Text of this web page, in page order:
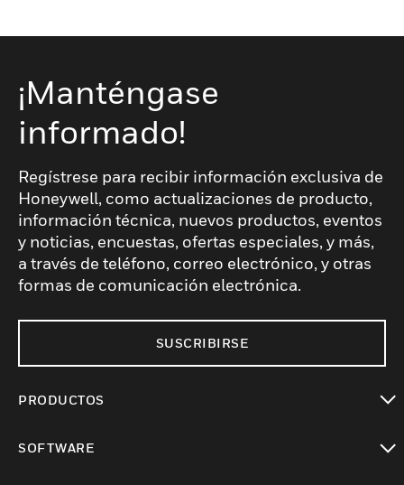
¡Manténgase
informado!
Regístrese para recibir información exclusiva de
Honeywell, como actualizaciones de producto,
información técnica, nuevos productos, eventos
y noticias, encuestas, ofertas especiales, y más,
a través de teléfono, correo electrónico, y otras
formas de comunicación electrónica.
SUSCRIBIRSE
PRODUCTOS
SOFTWARE